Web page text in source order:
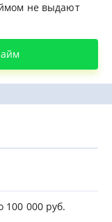
не выдают
100 000 руб.